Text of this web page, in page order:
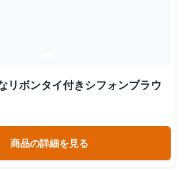
リボンタイ付きシフォンブラウ
商品の詳細を見る